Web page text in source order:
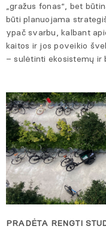
„gražus fonas“, bet
būti planuojama
ypač svarbu, kalbant
kaitos ir jos poveikio
– sulėtinti ekosistemų ir
PRADĖTA RENGTI